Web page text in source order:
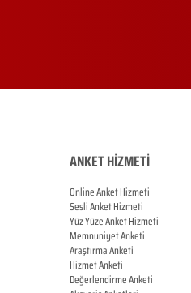
ANKET HİZMETİ
Online Anket Hizmeti
Sesli Anket Hizmeti
Yüz Yüze Anket Hizmeti
Memnuniyet Anketi
Araştırma Anketi
Hizmet Anketi
Değerlendirme Anketi